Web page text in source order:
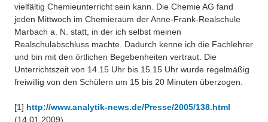
vielfältig Chemieunterricht sein kann. Die Chemie AG fand
jeden Mittwoch im Chemieraum der Anne-Frank-Realschule
Marbach a. N. statt, in der ich selbst meinen
Realschulabschluss machte. Dadurch kenne ich die Fachlehrer
und bin mit den örtlichen Begebenheiten vertraut. Die
Unterrichtszeit von 14.15 Uhr bis 15.15 Uhr wurde regelmäßig
freiwillig von den Schülern um 15 bis 20 Minuten überzogen.
[1] http://www.analytik-news.de/Presse/2005/138.html
(14.01.2009)